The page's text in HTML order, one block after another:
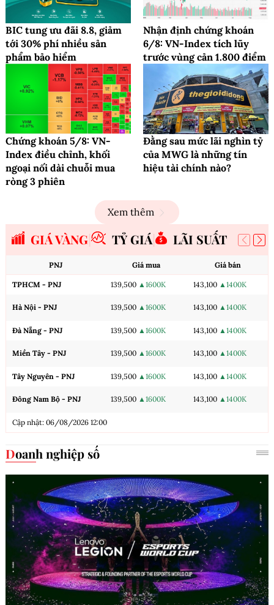
BIC tung ưu đãi 8.8, giảm
tới 30% phí nhiều sản
phẩm bảo hiểm
Nhận định chứng khoán
6/8: VN-Index tích lũy
trước vùng cản 1.800 điểm
Chứng khoán 5/8: VN-
Index điều chỉnh, khối
ngoại nối dài chuỗi mua
ròng 3 phiên
Đằng sau mức lãi nghìn tỷ
của MWG là những tín
hiệu tài chính nào?
Xem thêm
GIÁ VÀNG TỶ GIÁ LÃI SUẤT
PNJ Giá mua Giá bán
TPHCM - PNJ 139,500 ▲1600K 143,100 ▲1400K
Hà Nội - PNJ 139,500 ▲1600K 143,100 ▲1400K
Đà Nẵng - PNJ 139,500 ▲1600K 143,100 ▲1400K
Miền Tây - PNJ 139,500 ▲1600K 143,100 ▲1400K
Tây Nguyên - PNJ 139,500 ▲1600K 143,100 ▲1400K
Đông Nam Bộ - PNJ 139,500 ▲1600K 143,100 ▲1400K
Cập nhật: 06/08/2026 12:00
Doanh nghiệp số